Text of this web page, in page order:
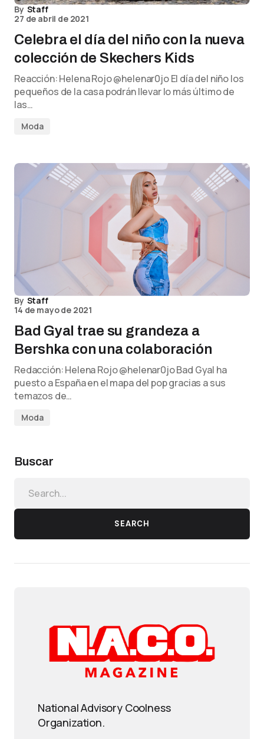
By Staff
27 de abril de 2021
Celebra el día del niño con la nueva
colección de Skechers Kids
Reacción: Helena Rojo @helenar0jo El día del niño los
pequeños de la casa podrán llevar lo más último de
las…
Moda
By Staff
14 de mayo de 2021
Bad Gyal trae su grandeza a
Bershka con una colaboración
Redacción: Helena Rojo @helenar0jo Bad Gyal ha
puesto a España en el mapa del pop gracias a sus
temazos de…
Moda
Buscar
SEARCH
National Advisory Coolness
Organization.